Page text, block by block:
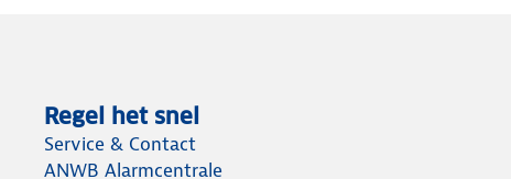
Regel het snel
Service & Contact
ANWB Alarmcentrale